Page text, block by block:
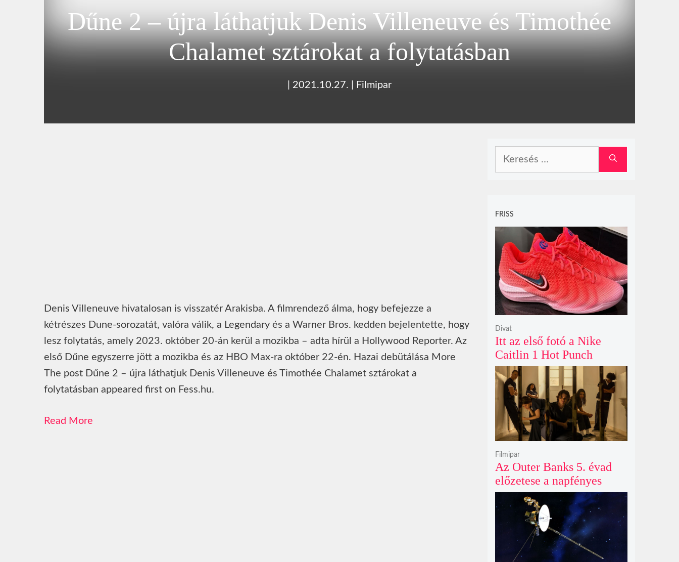
Dűne 2 – újra láthatjuk Denis Villeneuve és Timothée
Chalamet sztárokat a folytatásban
2021.10.27. Filmipar
Denis Villeneuve hivatalosan is visszatér Arakisba. A filmrendező álma, hogy befejezze a
kétrészes Dune-sorozatát, valóra válik, a Legendary és a Warner Bros. kedden bejelentette, hogy
lesz folytatás, amely 2023. október 20-án kerül a mozikba – adta hírül a Hollywood Reporter. Az
első Dűne egyszerre jött a mozikba és az HBO Max-ra október 22-én. Hazai debütálása More
The post Dűne 2 – újra láthatjuk Denis Villeneuve és Timothée Chalamet sztárokat a
folytatásban appeared first on Fess.hu.
Read More
FRISS
Itt az első fotó a Nike
Caitlin 1 Hot Punch
cipőjéről brutálisan ütős
színben
Divat
Az Outer Banks 5. évad
előzetese a napfényes
kalandok helyett
kíméletlen
bosszúhadjáratot ígér
Filmipar